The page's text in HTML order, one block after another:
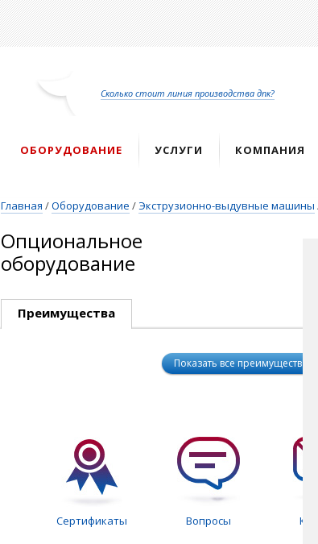
Перейти
к
Сколько стоит линия производства дпк?
ОБОРУДОВАНИЕ УСЛУГИ КОМПАНИЯ
Главная /Оборудование /Экструзионно-выдувные машины
Опциональное
оборудование
Преимущества
Показать все преимущества
Сертификаты Вопросы